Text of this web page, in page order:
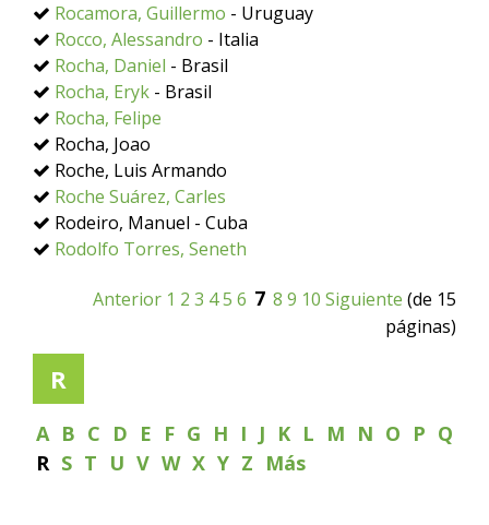
Rocamora, Guillermo - Uruguay
Rocco, Alessandro - Italia
Rocha, Daniel - Brasil
Rocha, Eryk - Brasil
Rocha, Felipe
Rocha, Joao
Roche, Luis Armando
Roche Suárez, Carles
Rodeiro, Manuel - Cuba
Rodolfo Torres, Seneth
Anterior 1 2 3 45 6 7 8 9 10 Siguiente (de 15
páginas)
R
A B C D E F G H I J K L M N O P Q
R S T U V W X Y Z Más